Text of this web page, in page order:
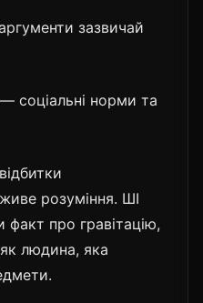
зазвичай
— соціальні норми та
розуміння. ШІ
про гравітацію,
як людина, яка